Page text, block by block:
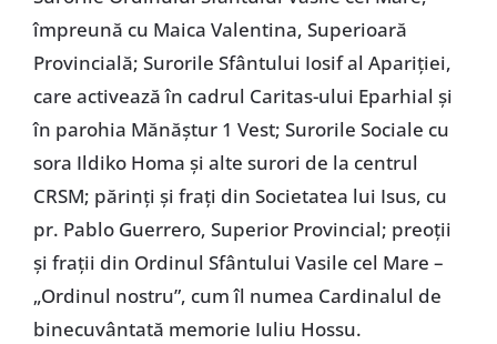
împreună cu Maica Valentina, Superioară
Provincială; Surorile Sfântului Iosif al Apariţiei,
care activează în cadrul Caritas-ului Eparhial şi
în parohia Mănăştur 1 Vest; Surorile Sociale cu
sora Ildiko Homa şi alte surori de la centrul
CRSM; părinţi şi fraţi din Societatea lui Isus, cu
pr. Pablo Guerrero, Superior Provincial; preoţii
şi fraţii din Ordinul Sfântului Vasile cel Mare –
„Ordinul nostru”, cum îl numea Cardinalul de
binecuvântată memorie Iuliu Hossu.